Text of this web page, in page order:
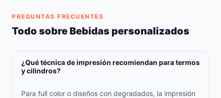
PREGUNTAS FRECUENTES
Todo sobre Bebidas personalizados
¿Qué técnica de impresión recomiendan para termos
y cilindros?
Para full color o diseños con degradados, la impresión